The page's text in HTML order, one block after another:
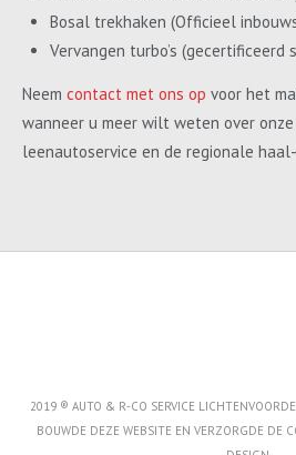
Bosal trekhaken (Officieel
Vervangen turbo’s (gecertificeerd
Neem contact met ons op voor het
wanneer u meer wilt weten over
leenautoservice en de regionale
2019 ® AUTO & R-CO SERVICE
BOUWDE DEZE WEBSITE EN VERZORGDE DE